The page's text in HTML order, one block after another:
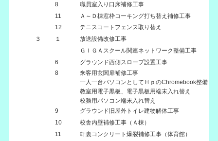
8
職員室入り口床補修工事
11
Ａ～Ｄ棟窓枠コーキング打ち替え補修工事
12
テニスコートフェンス取り替え
３
１
放送設備改修工事
ＧＩＧＡスクール関連ネットワーク整備工事
6
グラウンド西側スロープ設置工事
8
来客用玄関扉補修工事
一人一台パソコンとしてＨｐのChromebook整備
教室用電子黒板、電子黒板用端末入れ替え
校務用パソコン端末入れ替え
9
グラウンド旧屋外トイレ建物解体工事
10
校舎内壁補修工事（Ａ棟）
11
軒裏コンクリート爆裂補修工事（体育館）